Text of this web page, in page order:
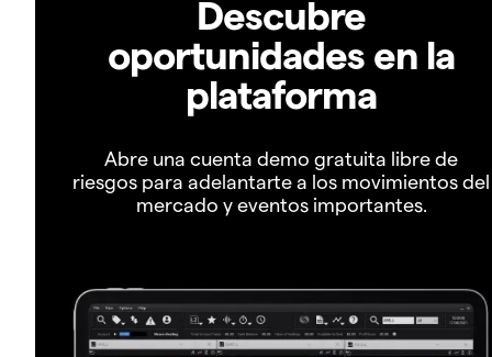
Descubre
oportunidades en la
plataforma
Abre una cuenta demo gratuita libre de
riesgos para adelantarte a los movimientos del
mercado y eventos importantes.